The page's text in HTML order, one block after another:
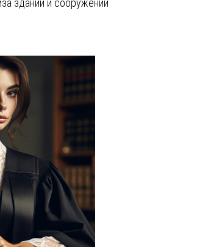
зданий и сооружений